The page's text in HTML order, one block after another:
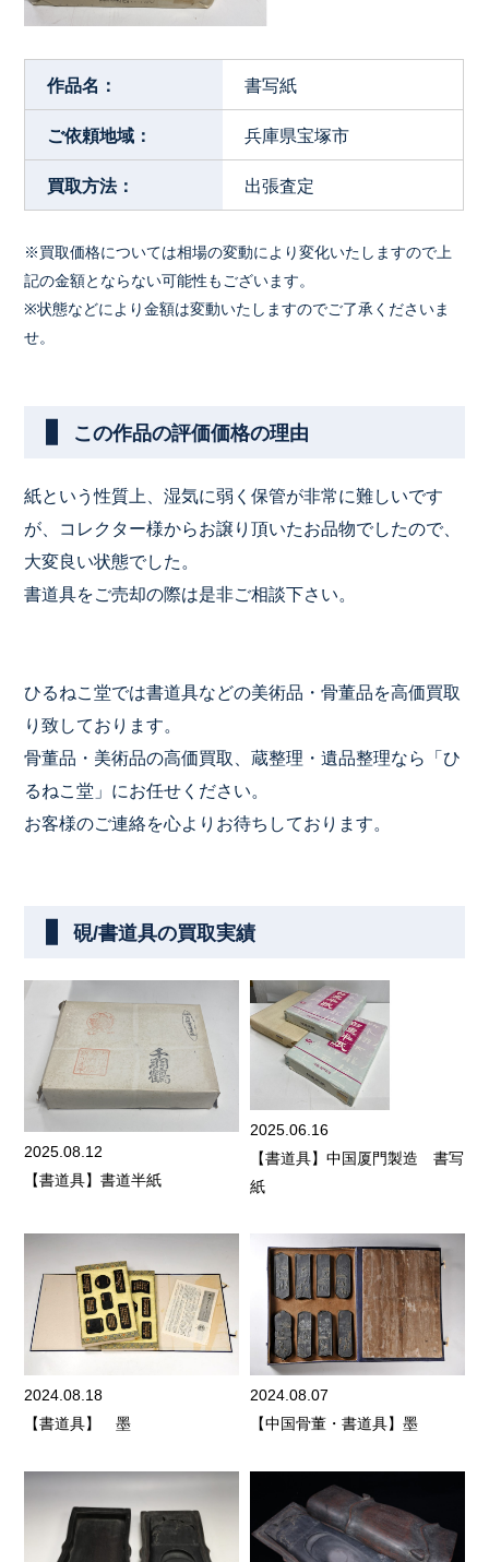
作品名： 書写紙
ご依頼地域： 兵庫県宝塚市
買取方法： 出張査定
※買取価格については相場の変動により変化いたしますので上
記の金額とならない可能性もございます。
※状態などにより金額は変動いたしますのでご了承くださいま
せ。
この作品の評価価格の理由
紙という性質上、湿気に弱く保管が非常に難しいです
が、コレクター様からお譲り頂いたお品物でしたので、
大変良い状態でした。
書道具をご売却の際は是非ご相談下さい。
ひるねこ堂では書道具などの美術品・骨董品を高価買取
り致しております。
骨董品・美術品の高価買取、蔵整理・遺品整理なら「ひ
るねこ堂」にお任せください。
お客様のご連絡を心よりお待ちしております。
硯/書道具の買取実績
2025.08.12
【書道具】書道半紙
2025.06.16
【書道具】中国厦門製造 書写
紙
2024.08.18
【書道具】 墨
2024.08.07
【中国骨董・書道具】墨